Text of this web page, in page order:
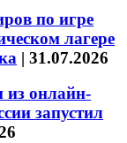
по игре
лагере
| 31.07.2026
онлайн-
запустил